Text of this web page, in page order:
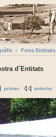
Fons Entitats
d´Entitats
primer anterior